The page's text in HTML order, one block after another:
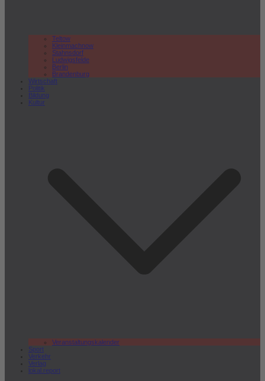
Teltow
Kleinmachnow
Stahnsdorf
Ludwigsfelde
Berlin
Brandenburg
Wirtschaft
Politik
Bildung
Kultur
Veranstaltungskalender
Sport
Verkehr
Verlag
lokal.report